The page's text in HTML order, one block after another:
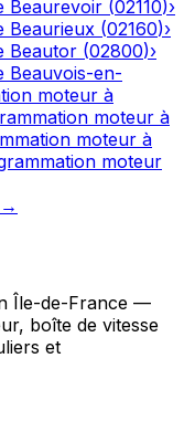
Beaurevoir (02110)›
Beaurieux (02160)›
Beautor (02800)›
Beauvois-en-
moteur à
moteur à
moteur à
moteur
→
Île-de-France —
boîte de vitesse
et